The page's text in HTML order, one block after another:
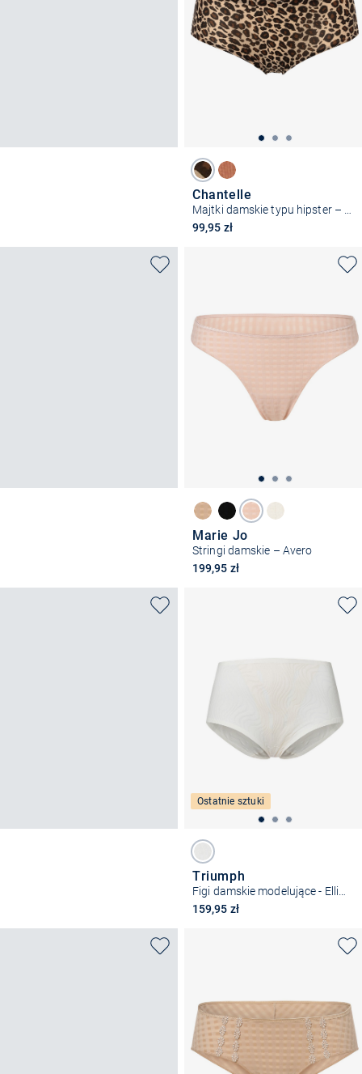
Chantelle
99,95 zł
Marie Jo
Stringi damskie – Avero
199,95 zł
Ostatnie sztuki
Triumph
159,95 zł